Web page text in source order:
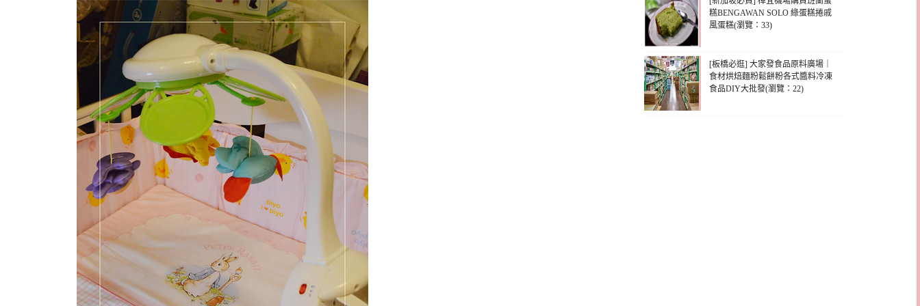
糕BENGAWAN SOLO 綠蛋糕捲戚
風蛋糕(瀏覽：33)
[板橋必逛] 大家發食品原料廣場｜
食材烘焙麵粉鬆餅粉各式醬料冷凍
食品DIY大批發(瀏覽：22)